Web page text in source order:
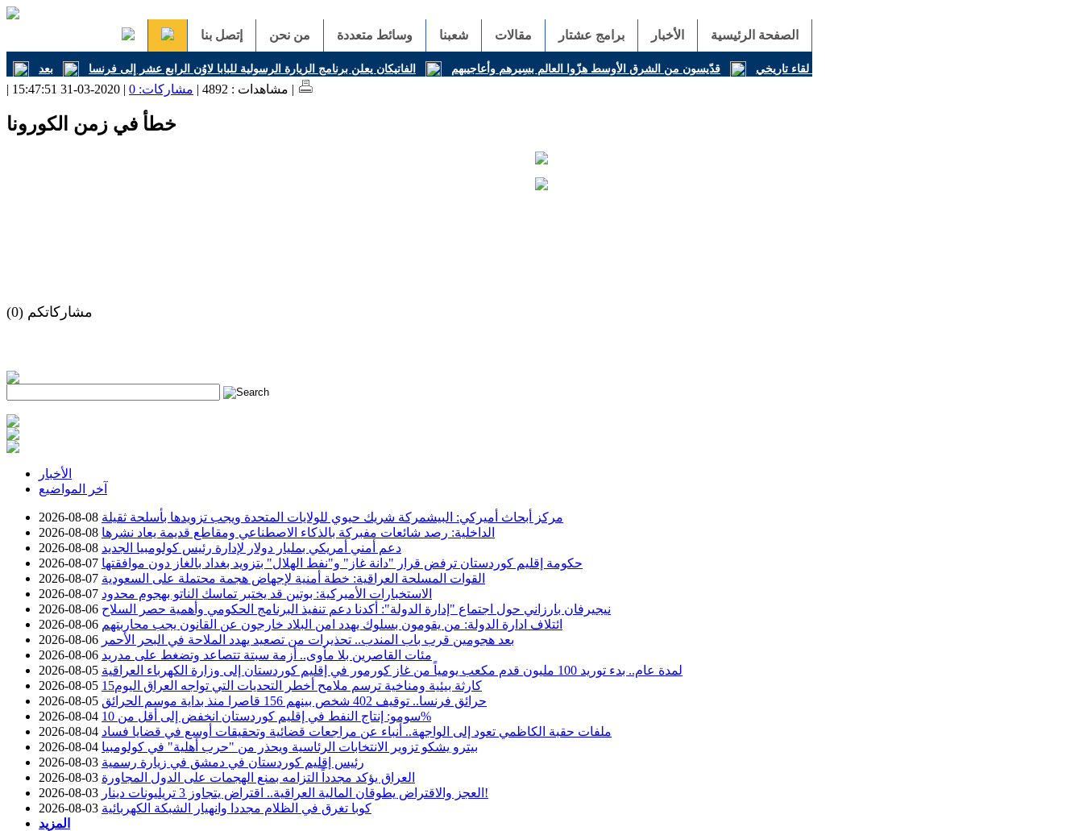
الصفحة الرئيسية الأخبار برامج عشتار مقالات شعبنا وسائط متعددة من نحن إتصل بنا
المسيحيون والكونفوشيوسيون يوقّعون إعلانًا مشتركًا في لقاء تاريخي قدّيسون من الشرق الأوسط هزّوا العالم بسِيرهم وأعاجيبهم الفاتيكان يعلن برنامج الزيارة الرسولية للبابا لاوُن الرابع عشر إلى فرنسا
| مشاهدات : 4892 | مشاركات: 0 | 2020-03-31 15:47:51 |
خطأ في زمن الكورونا
مشاركاتكم (0)
h
الأخبار
آخر المواضيع
2026-08-08 مركز أبحاث أميركي: البيشمركة شريك حيوي للولايات المتحدة ويجب تزويدها بأسلحة ثقيلة
2026-08-08 الداخلية: رصد شائعات مفبركة بالذكاء الاصطناعي ومقاطع قديمة يعاد نشرها
2026-08-08 دعم أمني أمريكي بمليار دولار لإدارة رئيس كولومبيا الجديد
2026-08-07 حكومة إقليم كوردستان ترفض قرار "دانة غاز" و"نفط الهلال" بتزويد بغداد بالغاز دون موافقتها
2026-08-07 القوات المسلحة العراقية: خطة أمنية لإجهاض هجمة محتملة على السعودية
2026-08-07 الاستخبارات الأميركية: بوتين قد يختبر تماسك الناتو بهجوم محدود
2026-08-06 نيجيرفان بارزاني حول اجتماع "إدارة الدولة": أكدنا دعم تنفيذ البرنامج الحكومي وأهمية حصر السلاح
2026-08-06 ائتلاف ادارة الدولة: من يقومون بسلوك يهدد امن البلاد خارجون عن القانون يجب محاربتهم
2026-08-06 بعد هجومين قرب باب المندب.. تحذيرات من تصعيد يهدد الملاحة في البحر الأحمر
2026-08-06 مئات القاصرين بلا مأوى.. أزمة سبتة تتصاعد وتضغط على مدريد
2026-08-05
لمدة عام.. بدء توريد 100 مليون قدم مكعب يومياً من غاز كورمور في إقليم كوردستان إلى وزارة الكهرباء العراقية
2026-08-05
15كارثة بيئية ومناخية ترسم ملامح أخطر التحديات التي تواجه العراق اليوم
2026-08-05
حرائق فرنسا.. توقيف 402 شخص بينهم 156 قاصرا منذ بداية موسم الحرائق
2026-08-04
سومو: إنتاج النفط في إقليم كوردستان انخفض إلى أقل من 10%
2026-08-04 ملفات حقبة الكاظمي تعود إلى الواجهة.. أنباء عن مراجعات قضائية وتحقيقات أوسع في قضايا فساد
2026-08-04 بيترو يشكو تزوير الانتخابات الرئاسية ويحذر من "حرب أهلية" في كولومبيا
2026-08-03 رئيس إقليم كوردستان في دمشق في زيارة رسمية
2026-08-03 العراق يؤكد مجدداً التزامه بمنع الهجمات على الدول المجاورة
2026-08-03
العجز والاقتراض يطوقان المالية العراقية.. اقتراض يتجاوز 3 تريليونات دينار!
2026-08-03 كوبا تغرق في الظلام مجددا وانهيار الشبكة الكهربائية
المزيد